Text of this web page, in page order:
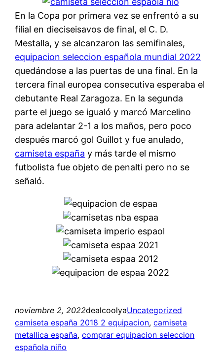
En la Copa por primera vez se enfrentó a su
filial en dieciseisavos de final, el C. D.
Mestalla, y se alcanzaron las semifinales,
equipacion seleccion española mundial 2022
quedándose a las puertas de una final. En la
tercera final europea consecutiva esperaba el
debutante Real Zaragoza. En la segunda
parte el juego se igualó y marcó Marcelino
para adelantar 2-1 a los maños, pero poco
después marcó gol Guillot y fue anulado,
camiseta españa y más tarde el mismo
futbolista fue objeto de penalti pero no se
señaló.
noviembre 2, 2022dealcoolyaUncategorized
camiseta españa 2018 2 equipacion, camiseta
metallica españa, comprar equipacion seleccion
española niño